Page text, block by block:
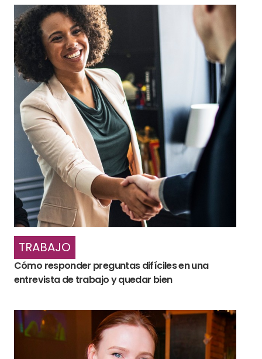
TRABAJO
Cómo responder preguntas difíciles en una
entrevista de trabajo y quedar bien